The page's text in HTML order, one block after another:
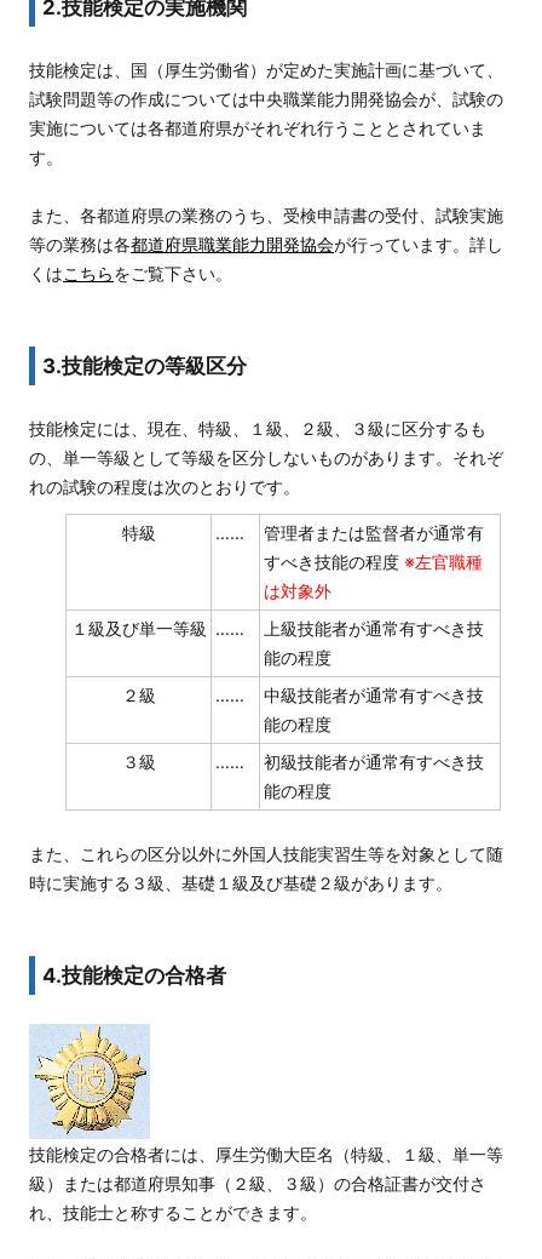
2.技能検定の実施機関
技能検定は、国（厚生労働省）が定めた実施計画に基づいて、
試験問題等の作成については中央職業能力開発協会が、試験の
実施については各都道府県がそれぞれ行うこととされていま
す。
また、各都道府県の業務のうち、受検申請書の受付、試験実施
等の業務は各都道府県職業能力開発協会が行っています。詳し
くはこちらをご覧下さい。
3.技能検定の等級区分
技能検定には、現在、特級、１級、２級、３級に区分するも
の、単一等級として等級を区分しないものがあります。それぞ
れの試験の程度は次のとおりです。
特級 ……
管理者または監督者が通常有
すべき技能の程度 ※左官職種
は対象外
１級及び単一等級 ……
上級技能者が通常有すべき技
能の程度
２級
……
中級技能者が通常有すべき技
能の程度
３級
……
初級技能者が通常有すべき技
能の程度
また、これらの区分以外に外国人技能実習生等を対象として随
時に実施する３級、基礎１級及び基礎２級があります。
4.技能検定の合格者
技能検定の合格者には、厚生労働大臣名（特級、１級、単一等
級）または都道府県知事（２級、３級）の合格証書が交付さ
れ、技能士と称することができます。